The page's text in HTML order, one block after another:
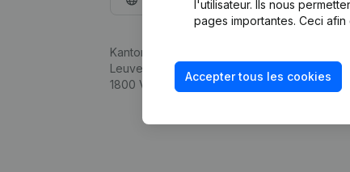
l'utilisateur. Ils nous
pages importantes. Ceci
Accepter tous les cookies
Kantorenpark Everest
Leuvensesteenweg 248D,
1800 Vilvoorde